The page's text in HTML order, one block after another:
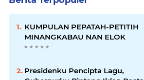
KUMPULAN PEPATAH-PETITIH
MINANGKABAU NAN ELOK
Presidenku Pencipta Lagu,